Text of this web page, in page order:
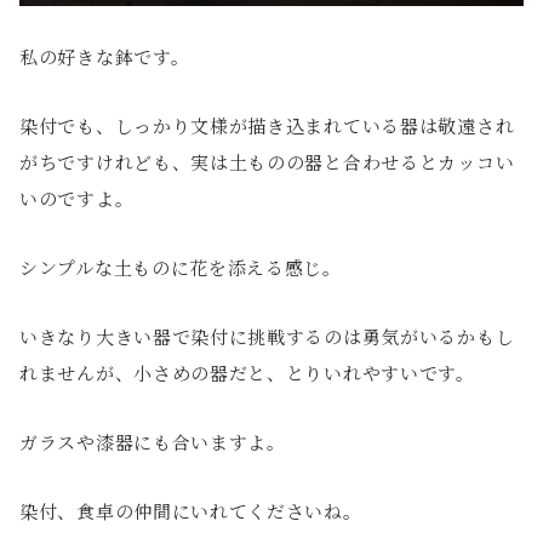
私の好きな鉢です。
染付でも、しっかり文様が描き込まれている器は敬遠され
がちですけれども、実は土ものの器と合わせるとカッコい
いのですよ。
シンプルな土ものに花を添える感じ。
いきなり大きい器で染付に挑戦するのは勇気がいるかもし
れませんが、小さめの器だと、とりいれやすいです。
ガラスや漆器にも合いますよ。
染付、食卓の仲間にいれてくださいね。